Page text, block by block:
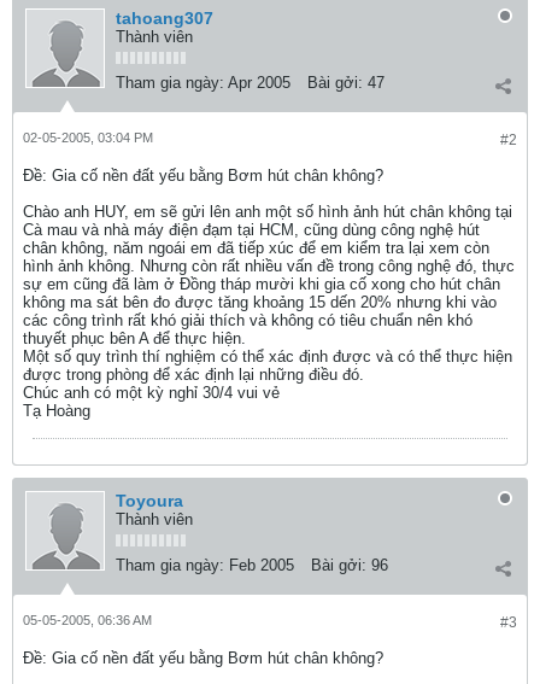
tahoang307
Thành viên
Tham gia ngày: Apr 2005 Bài gởi: 47
#2
02-05-2005, 03:04 PM
Ðề: Gia cố nền đất yếu bằng Bơm hút chân không?
Chào anh HUY, em sẽ gửi lên anh một số hình ảnh hút chân không tại
Cà mau và nhà máy điện đạm tại HCM, cũng dùng công nghệ hút
chân không, năm ngoái em đã tiếp xúc để em kiểm tra lại xem còn
hình ảnh không. Nhưng còn rất nhiều vấn đề trong công nghệ đó, thực
sự em cũng đã làm ở Đồng tháp mười khi gia cố xong cho hút chân
không ma sát bên đo được tăng khoảng 15 dến 20% nhưng khi vào
các công trình rất khó giải thích và không có tiêu chuẩn nên khó
thuyết phục bên A để thực hiện.
Một số quy trình thí nghiệm có thể xác định được và có thể thực hiện
được trong phòng để xác định lại những điều đó.
Chúc anh có một kỳ nghỉ 30/4 vui vẻ
Tạ Hoàng
Toyoura
Thành viên
Tham gia ngày: Feb 2005 Bài gởi: 96
#3
05-05-2005, 06:36 AM
Ðề: Gia cố nền đất yếu bằng Bơm hút chân không?